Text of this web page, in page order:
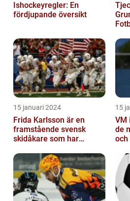
Ishockeyregler: En
fördjupande översikt
15 januari 2024
Frida Karlsson är en
framstående svensk
skidåkare som har
med sin talang och pr...
15
VM
de
och